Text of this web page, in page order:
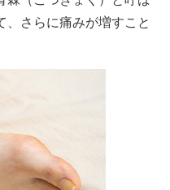
、さらに痛みが増すこと